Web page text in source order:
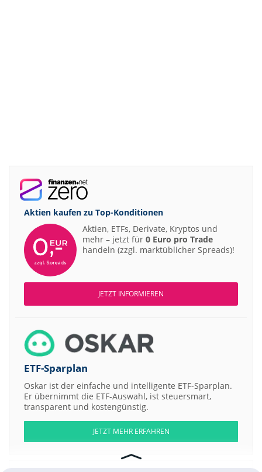
Aktien kaufen zu Top-Konditionen
Aktien, ETFs, Derivate, Kryptos und
mehr – jetzt für 0 Euro pro Trade
handeln (zzgl. marktüblicher Spreads)!
JETZT INFORMIEREN
ETF-Sparplan
Oskar ist der einfache und intelligente ETF-Sparplan.
Er übernimmt die ETF-Auswahl, ist steuersmart,
transparent und kostengünstig.
JETZT MEHR ERFAHREN